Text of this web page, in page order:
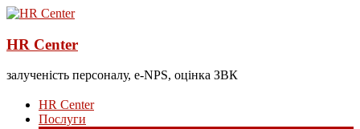
HR Center
залученість персоналу, e-NPS, оцінка ЗВК
HR Center
Послуги